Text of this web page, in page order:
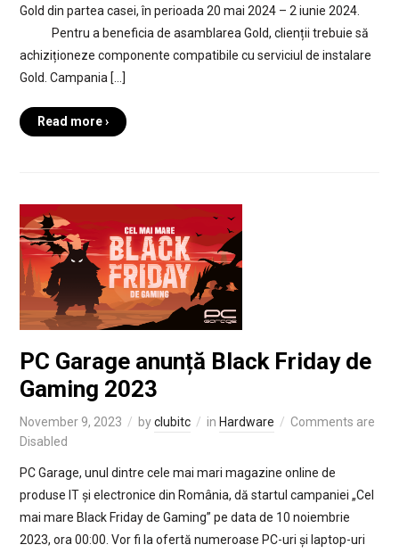
Gold din partea casei, în perioada 20 mai 2024 – 2 iunie 2024.
Pentru a beneficia de asamblarea Gold, clienții trebuie să
achiziționeze componente compatibile cu serviciul de instalare
Gold. Campania […]
Read more ›
PC Garage anunță Black Friday de
Gaming 2023
November 9, 2023 byclubitc in Hardware
Comments are
Disabled
PC Garage, unul dintre cele mai mari magazine online de
produse IT și electronice din România, dă startul campaniei „Cel
mai mare Black Friday de Gaming” pe data de 10 noiembrie
2023, ora 00:00. Vor fi la ofertă numeroase PC-uri și laptop-uri